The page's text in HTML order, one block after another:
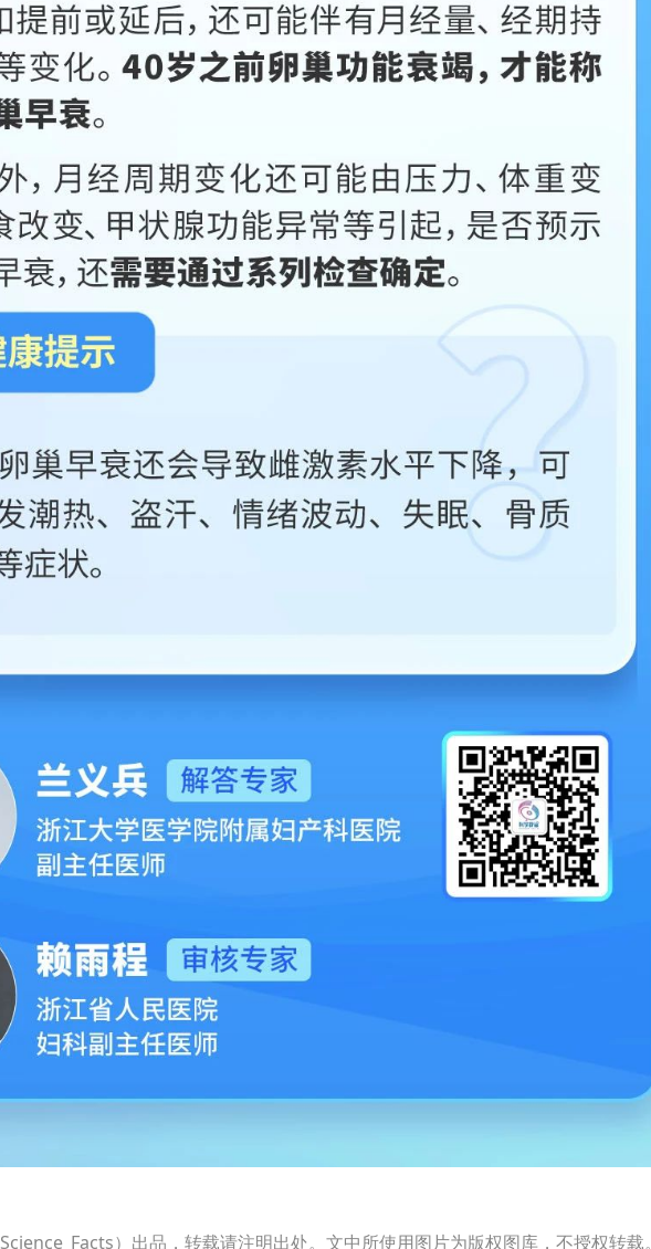
）出品，转载请注明出处。文中所使用图片为版权图库，不授权转载。